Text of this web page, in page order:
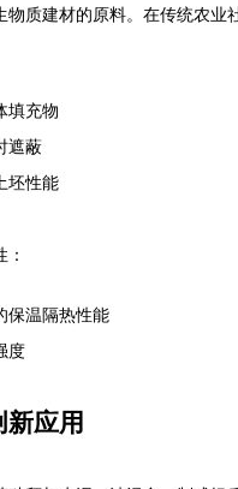
物质建材的原料。在传统农业
填充物
遮蔽
坯性能
保温隔热性能
度
应用